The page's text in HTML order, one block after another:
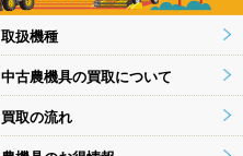
取扱機種
中古農機具の買取について
買取の流れ